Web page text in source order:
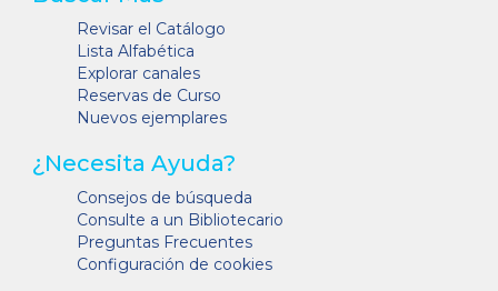
Revisar el Catálogo
Lista Alfabética
Explorar canales
Reservas de Curso
Nuevos ejemplares
¿Necesita Ayuda?
Consejos de búsqueda
Consulte a un Bibliotecario
Preguntas Frecuentes
Configuración de cookies